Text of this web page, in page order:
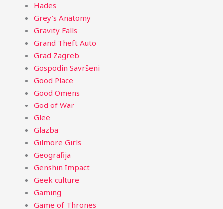
Hades
Grey’s Anatomy
Gravity Falls
Grand Theft Auto
Grad Zagreb
Gospodin Savršeni
Good Place
Good Omens
God of War
Glee
Glazba
Gilmore Girls
Geografija
Genshin Impact
Geek culture
Gaming
Game of Thrones